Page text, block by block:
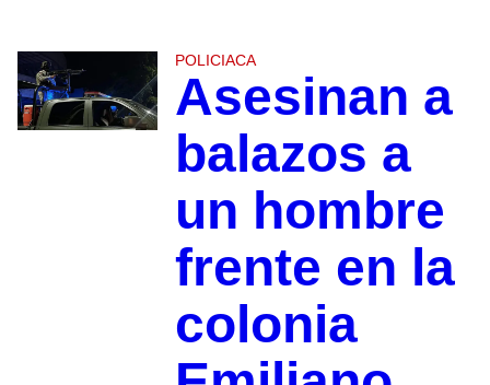
POLICIACA
Asesinan a
balazos a
un hombre
frente en la
colonia